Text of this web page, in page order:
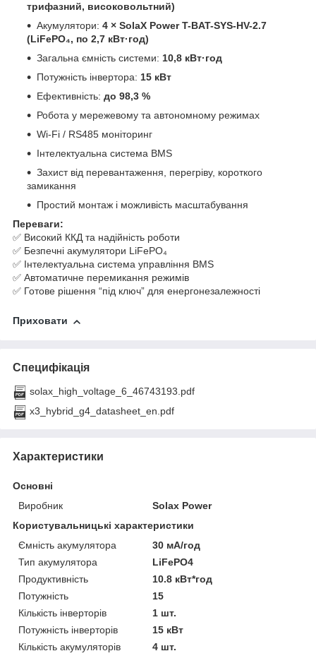
трифазний, високовольтний)
Акумулятори: 4 × SolaX Power T-BAT-SYS-HV-2.7
(LiFePO₄, по 2,7 кВт·год)
Загальна ємність системи: 10,8 кВт·год
Потужність інвертора: 15 кВт
Ефективність: до 98,3 %
Робота у мережевому та автономному режимах
Wi-Fi / RS485 моніторинг
Інтелектуальна система BMS
Захист від перевантаження, перегріву, короткого
замикання
Простий монтаж і можливість масштабування
Переваги:
✅ Високий ККД та надійність роботи
✅ Безпечні акумулятори LiFePO₄
✅ Інтелектуальна система управління BMS
✅ Автоматичне перемикання режимів
✅ Готове рішення “під ключ” для енергонезалежності
Приховати
Специфікація
solax_high_voltage_6_46743193.pdf
x3_hybrid_g4_datasheet_en.pdf
Характеристики
Основні
Виробник
Solax Power
Користувальницькі характеристики
Ємність акумулятора
30 мА/год
Тип акумулятора
LiFePO4
Продуктивність
10.8 кВт*год
Потужність
15
Кількість інверторів
1 шт.
Потужність інверторів
15 кВт
Кількість акумуляторів
4 шт.